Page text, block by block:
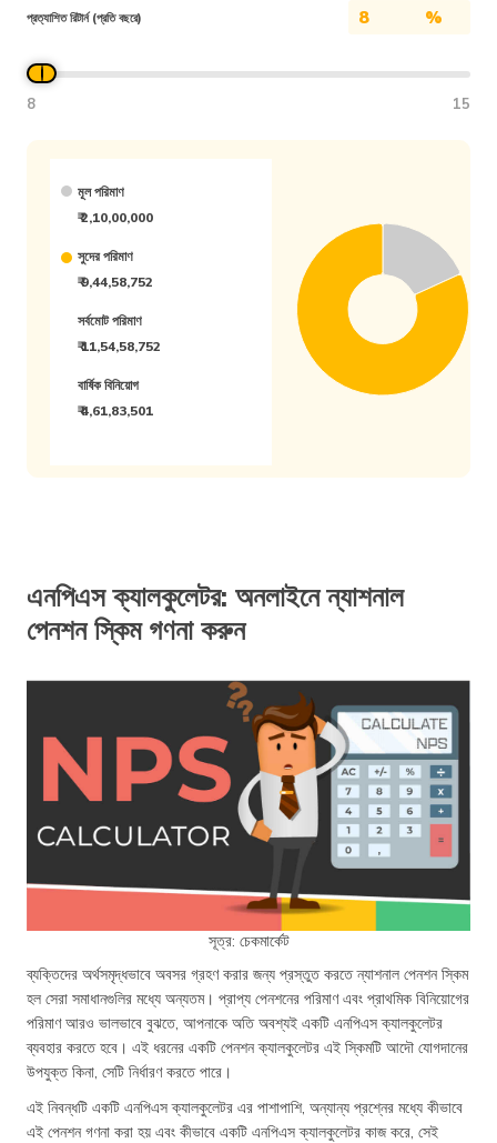
প্রত্যাশিত রিটার্ন (প্রতি বছরে) %
8 15
মূল পরিমাণ
₹ 2,10,00,000
সুদের পরিমাণ
₹ 9,44,58,752
সর্বমোট পরিমাণ
₹ 11,54,58,752
বার্ষিক বিনিয়োগ
₹ 4,61,83,501
এনপিএস ক্যালকুলেটর: অনলাইনে ন্যাশনাল
পেনশন স্কিম গণনা করুন
সূত্র: চেকমার্কেট
ব্যক্তিদের অর্থসমৃদ্ধভাবে অবসর গ্রহণ করার জন্য প্রস্তুত করতে ন্যাশনাল পেনশন স্কিম
হল সেরা সমাধানগুলির মধ্যে অন্যতম। প্রাপ্য পেনশনের পরিমাণ এবং প্রাথমিক বিনিয়োগের
পরিমাণ আরও ভালভাবে বুঝতে, আপনাকে অতি অবশ্যই একটি এনপিএস ক্যালকুলেটর
ব্যবহার করতে হবে। এই ধরনের একটি পেনশন ক্যালকুলেটর এই স্কিমটি আদৌ যোগদানের
উপযুক্ত কিনা, সেটি নির্ধারণ করতে পারে।
এই নিবন্ধটি একটি এনপিএস ক্যালকুলেটর এর পাশাপাশি, অন্যান্য প্রশ্নের মধ্যে কীভাবে
এই পেনশন গণনা করা হয় এবং কীভাবে একটি এনপিএস ক্যালকুলেটর কাজ করে, সেই